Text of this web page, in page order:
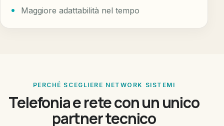
Maggiore adattabilità nel tempo
PERCHÉ SCEGLIERE NETWORK SISTEMI
Telefonia e rete con un unico
partner tecnico